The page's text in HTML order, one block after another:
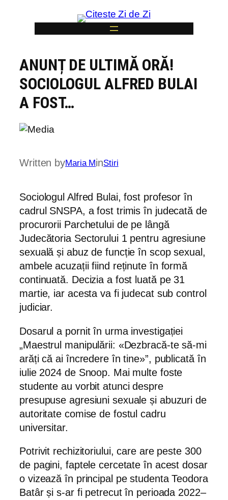
content
ANUNȚ DE ULTIMĂ ORĂ!
SOCIOLOGUL ALFRED BULAI
A FOST…
Written byMaria MinStiri
Sociologul Alfred Bulai, fost profesor în
cadrul SNSPA, a fost trimis în judecată de
procurorii Parchetului de pe lângă
Judecătoria Sectorului 1 pentru agresiune
sexuală și abuz de funcție în scop sexual,
ambele acuzații fiind reținute în formă
continuată. Decizia a fost luată pe 31
martie, iar acesta va fi judecat sub control
judiciar.
Dosarul a pornit în urma investigației
„Maestrul manipulării: «Dezbracă-te să-mi
arăți că ai încredere în tine»”, publicată în
iulie 2024 de Snoop. Mai multe foste
studente au vorbit atunci despre
presupuse agresiuni sexuale și abuzuri de
autoritate comise de fostul cadru
universitar.
Potrivit rechizitoriului, care are peste 300
de pagini, faptele cercetate în acest dosar
o vizează în principal pe studenta Teodora
Batâr și s-ar fi petrecut în perioada 2022–
6